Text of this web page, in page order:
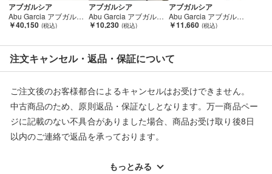
アブガルシア
Abu Garcia アブガルシア ROCK SWEEPER ERSC-77ML-BF ルアーロッド 01F19BN Bランク
￥40,150
アブガルシア
Abu Garcia アブガルシア ロッド Hornet killer Bee HKS-6102L Bランク
￥10,230
アブガルシア
Abu Garcia アブガルシア ロッド ズームサファリ ZMSS-705ML Bランク
￥11,660
注文キャンセル・返品・保証について
ご注文後のお客様都合によるキャンセルはお受けできません。
中古商品のため、原則返品・保証なしとなります。万一商品ペー
ジに記載のない不具合がありました場合、商品お受け取り後8日
以内のご連絡で返品を承っております。
配送料ともに当社負担で対応いたします。
もっとみる